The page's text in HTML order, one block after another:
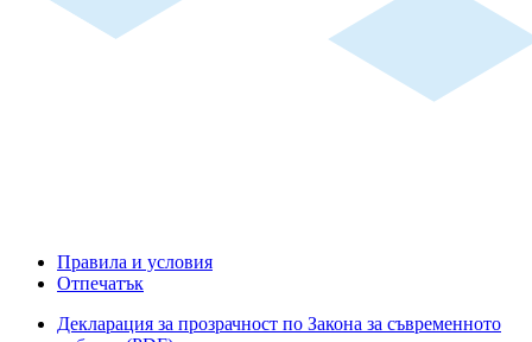
Правила и условия
Отпечатък
Декларация за прозрачност по Закона за съвременното